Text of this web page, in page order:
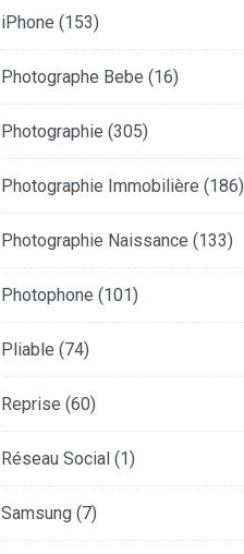
iPhone (153)
Photographe Bebe (16)
Photographie (305)
Photographie Immobilière (186)
Photographie Naissance (133)
Photophone (101)
Pliable (74)
Reprise (60)
Réseau Social (1)
Samsung (7)